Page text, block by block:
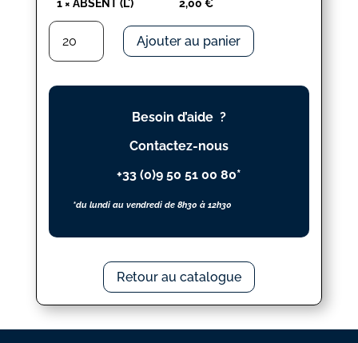
1× ABSENT (L') 2,00 €
quantité
ABSENT
(L')
Ajouter au panier
Besoin d’aide ?
Contactez-nous
+33 (0)9 50 51 00 80*
*du lundi au vendredi de 8h30 à 12h30
Retour au catalogue